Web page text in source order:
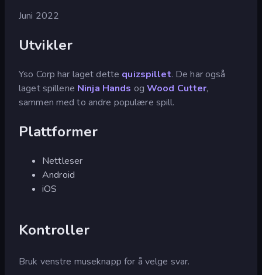
Juni 2022
Utvikler
Yso Corp har laget dette quizspillet. De har også
laget spillene Ninja Hands og Wood Cutter,
sammen med to andre populære spill.
Plattformer
Nettleser
Android
iOS
Kontroller
Bruk venstre museknapp for å velge svar.